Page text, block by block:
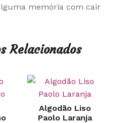
memória com cair
Relacionados
Algodão Liso
Paolo Laranja